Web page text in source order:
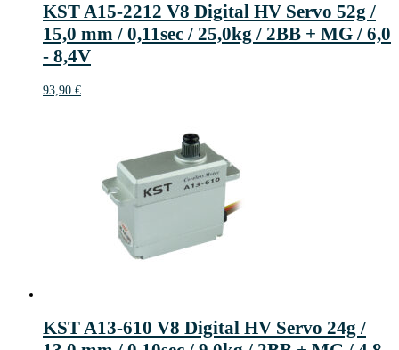
KST A15-2212 V8 Digital HV Servo 52g /
15,0 mm / 0,11sec / 25,0kg / 2BB + MG / 6,0
- 8,4V
93,90 €
KST A13-610 V8 Digital HV Servo 24g /